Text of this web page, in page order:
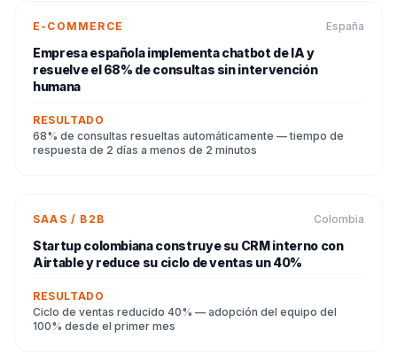
E-COMMERCE España
Empresa española implementa chatbot de IA y
resuelve el 68% de consultas sin intervención
humana
RESULTADO
68% de consultas resueltas automáticamente — tiempo de
respuesta de 2 días a menos de 2 minutos
SAAS / B2B Colombia
Startup colombiana construye su CRM interno con
Airtable y reduce su ciclo de ventas un 40%
RESULTADO
Ciclo de ventas reducido 40% — adopción del equipo del
100% desde el primer mes